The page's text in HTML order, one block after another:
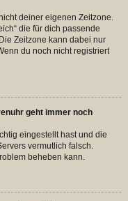
deiner eigenen Zeitzone.
die für dich passende
Zeitzone kann dabei nur
du noch nicht registriert
geht immer noch
eingestellt hast und die
vermutlich falsch.
beheben kann.